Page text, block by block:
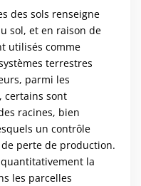
des sols renseigne
sol, et en raison de
utilisés comme
terrestres
parmi les
certains sont
racines, bien
un contrôle
perte de production.
la
les parcelles